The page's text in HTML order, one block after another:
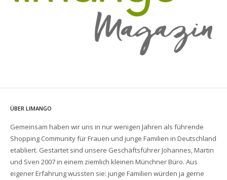
ÜBER LIMANGO
Gemeinsam haben wir uns in nur wenigen Jahren als führende
Shopping Community für Frauen und junge Familien in Deutschland
etabliert. Gestartet sind unsere Geschäftsführer Johannes, Martin
und Sven 2007 in einem ziemlich kleinen Münchner Büro. Aus
eigener Erfahrung wussten sie: junge Familien würden ja gerne